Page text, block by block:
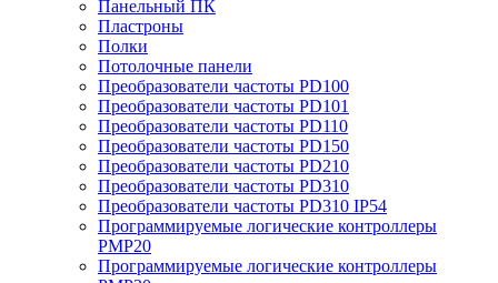
Панельный ПК
Пластроны
Полки
Потолочные панели
Преобразователи частоты PD100
Преобразователи частоты PD101
Преобразователи частоты PD110
Преобразователи частоты PD150
Преобразователи частоты PD210
Преобразователи частоты PD310
Преобразователи частоты PD310 IP54
Программируемые логические контроллеры
PMP20
Программируемые логические контроллеры